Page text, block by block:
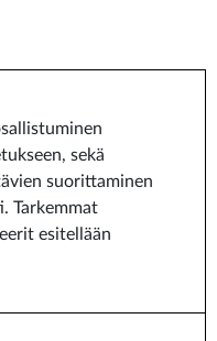
sekä
suorittaminen
Tarkemmat
esitellään